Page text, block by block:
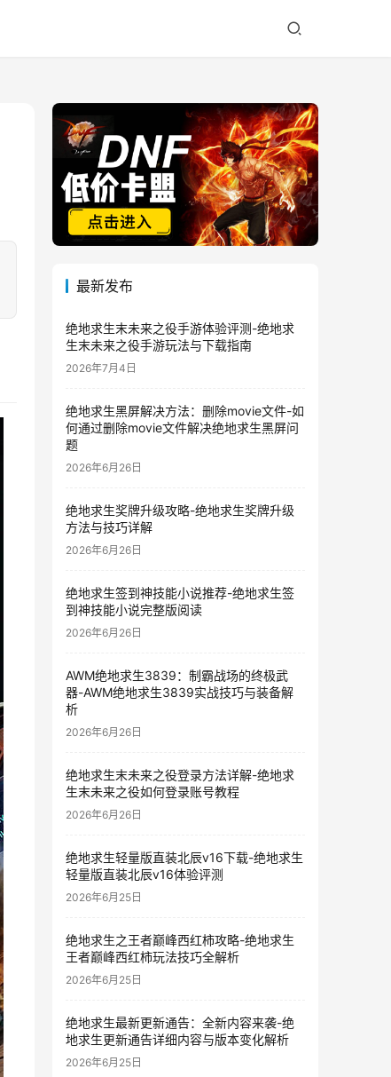
最新发布
绝地求生末未来之役手游体验评测-绝地求
生末未来之役手游玩法与下载指南
2026年7月4日
绝地求生黑屏解决方法：删除movie文件-如
何通过删除movie文件解决绝地求生黑屏问
题
2026年6月26日
绝地求生奖牌升级攻略-绝地求生奖牌升级
方法与技巧详解
2026年6月26日
绝地求生签到神技能小说推荐-绝地求生签
到神技能小说完整版阅读
2026年6月26日
AWM绝地求生3839：制霸战场的终极武
器-AWM绝地求生3839实战技巧与装备解
析
2026年6月26日
绝地求生末未来之役登录方法详解-绝地求
生末未来之役如何登录账号教程
2026年6月26日
绝地求生轻量版直装北辰v16下载-绝地求生
轻量版直装北辰v16体验评测
2026年6月25日
绝地求生之王者巅峰西红柿攻略-绝地求生
王者巅峰西红柿玩法技巧全解析
2026年6月25日
绝地求生最新更新通告：全新内容来袭-绝
地求生更新通告详细内容与版本变化解析
2026年6月25日